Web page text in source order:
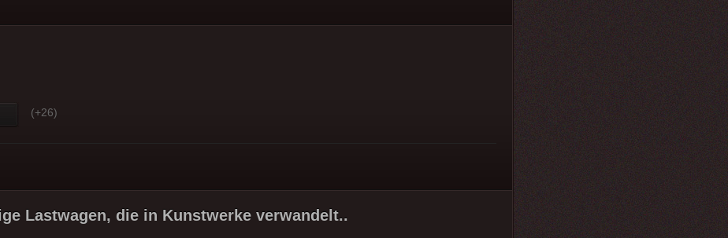
(+26)
Lastwagen, die in Kunstwerke verwandelt..